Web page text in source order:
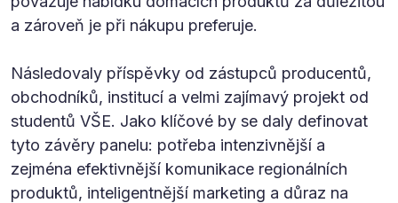
a zároveň je při nákupu preferuje.
Následovaly příspěvky od zástupců producentů,
obchodníků, institucí a velmi zajímavý projekt od
studentů VŠE. Jako klíčové by se daly definovat
tyto závěry panelu: potřeba intenzivnější a
zejména efektivnější komunikace regionálních
produktů, inteligentnější marketing a důraz na